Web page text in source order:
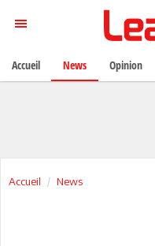
Accueil News
Accueil News Opinion